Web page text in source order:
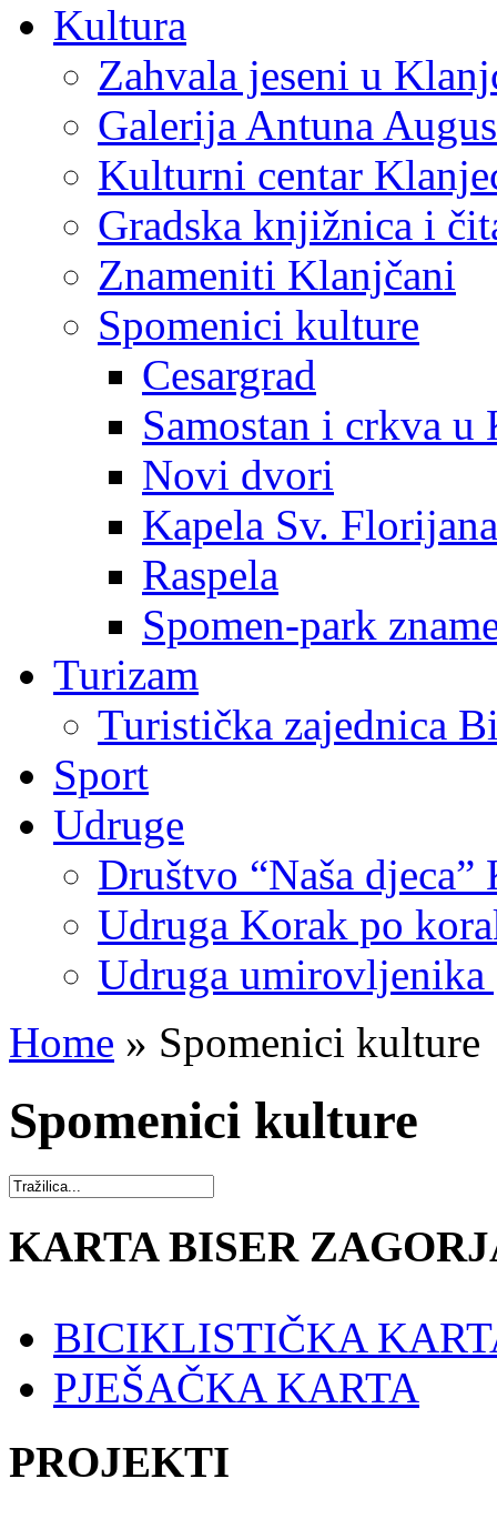
Kultura
Zahvala jeseni u
Galerija Antuna
Kulturni centar
Gradska knjižnica i
Znameniti Klanjčani
Spomenici kulture
Cesargrad
Samostan i crkva u
Novi dvori
Kapela Sv. Florijana
Raspela
Spomen-park
Turizam
Turistička zajednica
Sport
Udruge
Društvo “Naša djeca”
Udruga Korak po
Udruga umirovljenika
Home » Spomenici kulture
Spomenici kulture
KARTA BISER
BICIKLISTIČKA
PJEŠAČKA KARTA
PROJEKTI